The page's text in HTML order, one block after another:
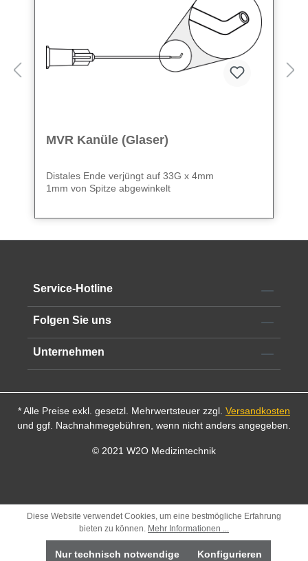
MVR Kanüle (Glaser)
Distales Ende verjüngt auf 33G x 4mm
1mm von Spitze abgewinkelt
Service-Hotline
Folgen Sie uns
Unternehmen
* Alle Preise exkl. gesetzl. Mehrwertsteuer zzgl. Versandkosten
und ggf. Nachnahmegebühren, wenn nicht anders angegeben.
© 2021 W2O Medizintechnik
Diese Website verwendet Cookies, um eine bestmögliche Erfahrung
bieten zu können. Mehr Informationen ...
Nur technisch notwendige Konfigurieren